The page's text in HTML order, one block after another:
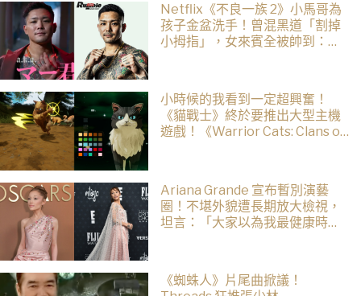
Netflix《不良一族 2》小馬哥為
孩子金盆洗手！曾混黑道「割掉
小拇指」，女來賓全被帥到：超
小時候的我看到一定超興奮！
《貓戰士》終於要推出大型主機
遊戲！《Warrior Cats: Clans of
Ariana Grande 宣布暫別演藝
圈！不堪外貌遭長期放大檢視，
坦言：「大家以為我最健康時，
《蜘蛛人》片尾曲掀議！